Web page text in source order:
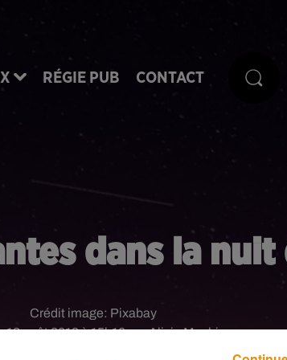
RÉGIE PUB CONTACT
dans la nuit
12 août 2019 à 15h10 par Alicia Mechin
Crédit image: Pixabay